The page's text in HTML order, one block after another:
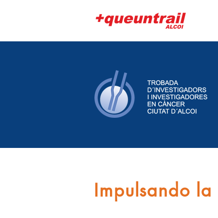
Impulsando